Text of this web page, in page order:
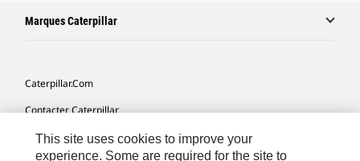
Marques Caterpillar
Caterpillar.com
Contacter Caterpillar
Mes Préférences Marketing
This site uses cookies to improve your
experience. Some are required for the site to